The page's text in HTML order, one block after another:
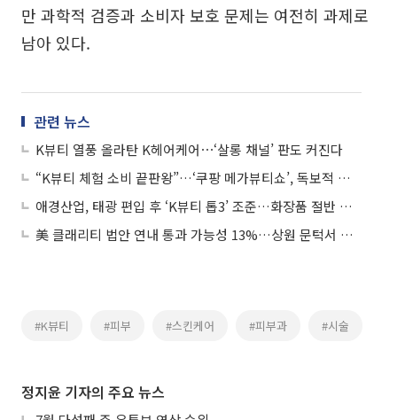
만 과학적 검증과 소비자 보호 문제는 여전히 과제로
남아 있다.
관련 뉴스
K뷰티 열풍 올라탄 K헤어케어⋯‘살롱 채널’ 판도 커진다
“K뷰티 체험 소비 끝판왕”…‘쿠팡 메가뷰티쇼’, 독보적 혜택으로 성수동 달궜다
애경산업, 태광 편입 후 ‘K뷰티 톱3’ 조준…화장품 절반 매출에 사활
美 클래리티 법안 연내 통과 가능성 13%…상원 문턱서 제동
#K뷰티 #피부 #스킨케어 #피부과 #시술
정지윤 기자의 주요 뉴스